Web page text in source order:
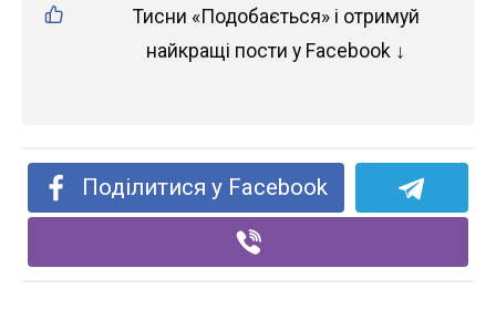
Тисни «Подобається» і отримуй
найкращі пости у Facebook ↓
Поділитися у Facebook